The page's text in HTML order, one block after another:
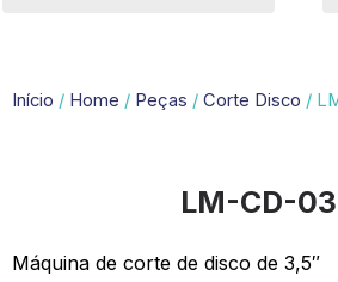
Início / Home / Peças / Corte Disco /
LM-CD-
Máquina de corte de disco de 3,5″